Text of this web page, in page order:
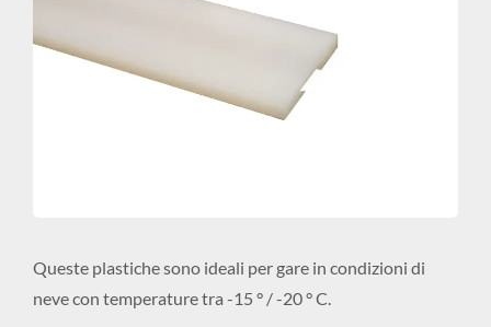
Queste plastiche sono ideali per gare in condizioni di
neve con temperature tra -15 ° / -20 ° C.